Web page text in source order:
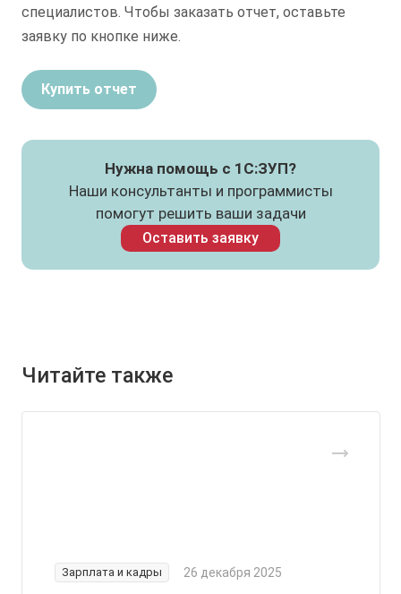
специалистов. Чтобы заказать отчет, оставьте
заявку по кнопке ниже.
Купить отчет
Нужна помощь с 1С:ЗУП?
Наши консультанты и программисты
помогут решить ваши задачи
Оставить заявку
Читайте также
Зарплата и кадры 26 декабря 2025